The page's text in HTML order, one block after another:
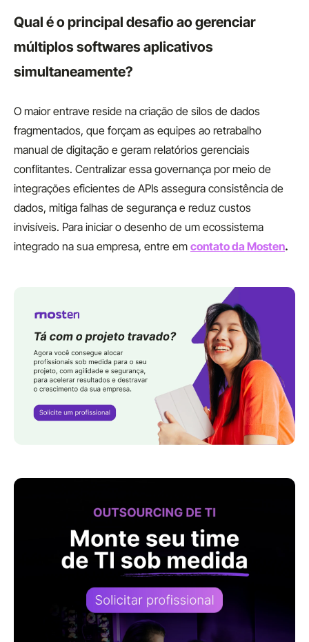
Qual é o principal desafio ao gerenciar
múltiplos softwares aplicativos
simultaneamente?
O maior entrave reside na criação de silos de dados
fragmentados, que forçam as equipes ao retrabalho
manual de digitação e geram relatórios gerenciais
conflitantes. Centralizar essa governança por meio de
integrações eficientes de APIs assegura consistência de
dados, mitiga falhas de segurança e reduz custos
invisíveis. Para iniciar o desenho de um ecossistema
integrado na sua empresa, entre em contato da Mosten.